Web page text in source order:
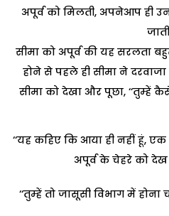
अपूर्व को मिलती, अपनेआप ही
सीमा को अपूर्व की यह सरलता
होने से पहले ही सीमा ने
सीमा को देखा और पूछा, ‘‘तुम्हें
‘‘यह कहिए कि आया ही नहीं हूं,
अपूर्व के चेहरे को देख
‘‘तुम्हें तो जासूसी विभाग में होना